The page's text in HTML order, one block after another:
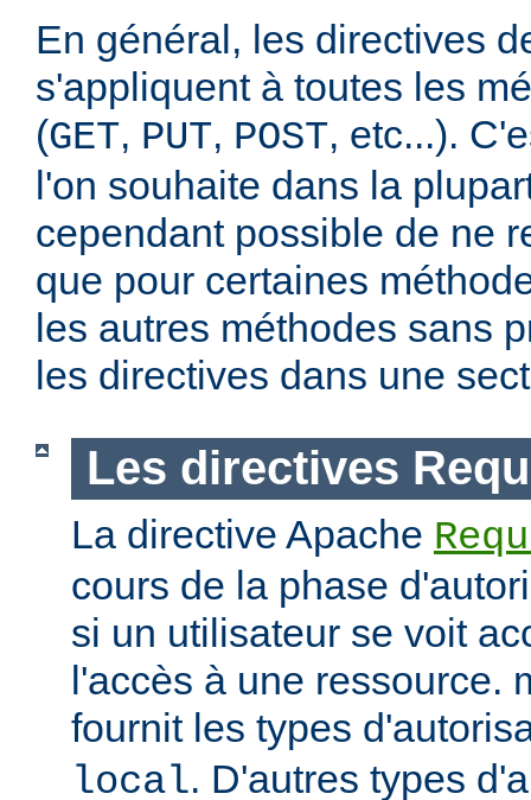
En général, les directives
s'appliquent à toutes les
(GET, PUT, POST, etc...).
l'on souhaite dans la
cependant possible de ne
que pour certaines
les autres méthodes sans
les directives dans une
Les directives
La directive Apache
cours de la phase
si un utilisateur se voit
l'accès à une ressource.
fournit les types
local. D'autres types